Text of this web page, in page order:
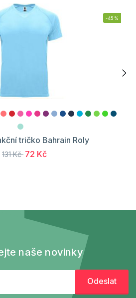
-45%
tričko Bahrain Roly
131 Kč 72 Kč
naše novinky